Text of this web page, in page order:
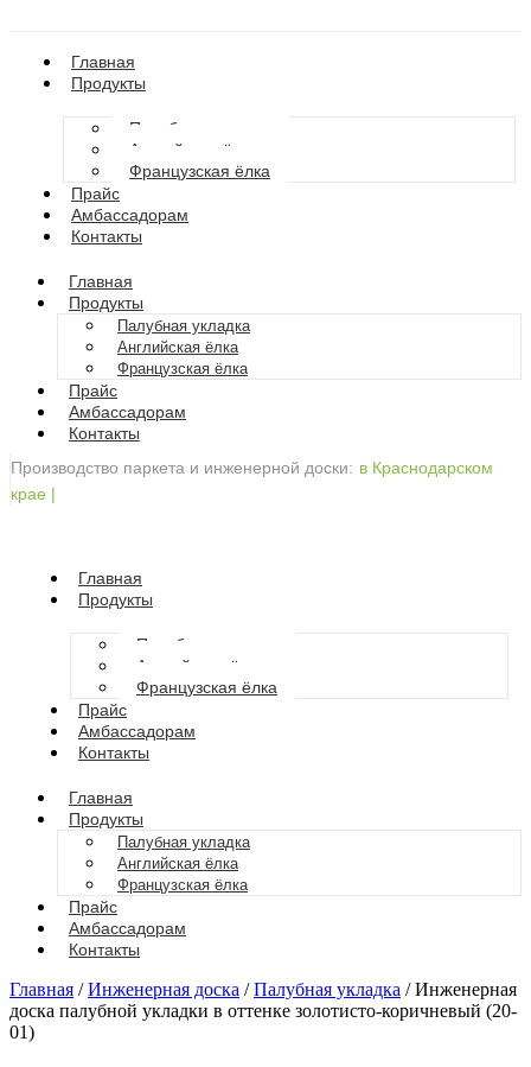
Главная
Продукты
Палубная укладка
Английская ёлка
Французская ёлка
Прайс
Амбассадорам
Контакты
Главная
Продукты
Палубная укладка
Английская ёлка
Французская ёлка
Прайс
Амбассадорам
Контакты
Производство паркета и инженерной доски: в Краснодарском
крае |
Главная
Продукты
Палубная укладка
Английская ёлка
Французская ёлка
Прайс
Амбассадорам
Контакты
Главная
Продукты
Палубная укладка
Английская ёлка
Французская ёлка
Прайс
Амбассадорам
Контакты
Главная /Инженерная доска /Палубная укладка / Инженерная
доска палубной укладки в оттенке золотисто-коричневый (20-
01)